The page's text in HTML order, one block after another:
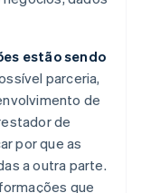
estão sendo
parceria,
de
de
por que as
a outra parte.
que